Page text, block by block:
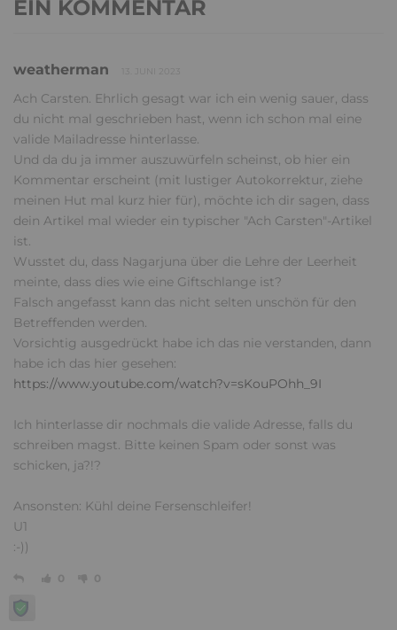
EIN KOMMENTAR
weatherman
Ach Carsten. Ehrlich gesagt war ich ein wenig sauer, dass
du nicht mal geschrieben hast, wenn ich schon mal eine
valide Mailadresse hinterlasse.
Und da du ja immer auszuwürfeln scheinst, ob hier ein
Kommentar erscheint (mit lustiger Autokorrektur, ziehe
meinen Hut mal kurz hier für), möchte ich dir sagen, dass
dein Artikel mal wieder ein typischer "Ach Carsten"-Artikel
ist.
Wusstet du, dass Nagarjuna über die Lehre der Leerheit
meinte, dass dies wie eine Giftschlange ist?
Falsch angefasst kann das nicht selten unschön für den
Betreffenden werden.
Vorsichtig ausgedrückt habe ich das nie verstanden, dann
habe ich das hier gesehen:
https://www.youtube.com/watch?v=sKouPOhh_9I
Ich hinterlasse dir nochmals die valide Adresse, falls du
schreiben magst. Bitte keinen Spam oder sonst was
schicken, ja?!?
Ansonsten: Kühl deine Fersenschleifer!
U1
:-))
0 0